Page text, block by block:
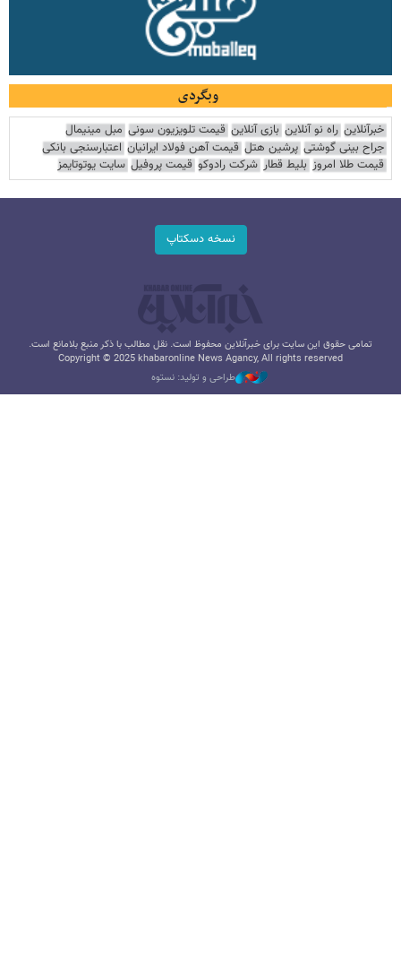
وبگردی
خبرآنلاین راه نو آنلاین بازی آنلاین قیمت تلویزیون سونی مبل مینیمال
جراح بینی گوشتی پرشین هتل قیمت آهن فولاد ایرانیان اعتبارسنجی بانکی
قیمت طلا امروز بلیط قطار شرکت رادوکو قیمت پروفیل سایت یوتوتایمز
نسخه دسکتاپ
تمامی حقوق این سایت برای خبرآنلاین محفوظ است. نقل مطالب با ذکر منبع بلامانع است.
Copyright © 2025 khabaronline News Agancy, All rights reserved
طراحی و تولید: نستوه